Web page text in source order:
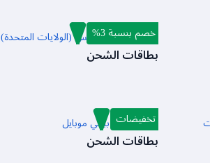
بطاقة شحن روبلوكس (الولايات المتحدة)
بطاقات الشحن
خصم بنسبة 3%
بطاقة شحن ببجي موبايل
بطاقات الشحن
تخفيضات